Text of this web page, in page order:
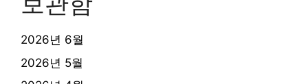
2026년 6월
2026년 5월